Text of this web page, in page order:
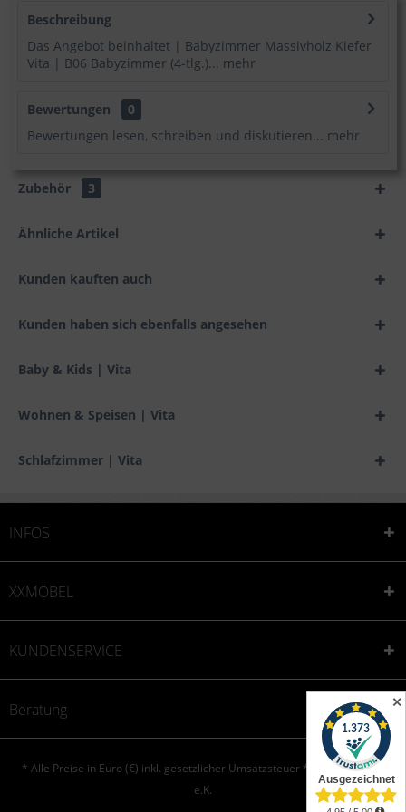
Beschreibung
Das Angebot beinhaltet | Babyzimmer Massivholz Kiefer
Vita | B06 Babyzimmer (4-tlg.)... mehr
Bewertungen
0
Bewertungen lesen, schreiben und diskutieren... mehr
Zubehör 3
Ähnliche Artikel
Kunden kauften auch
Kunden haben sich ebenfalls angesehen
Baby & Kids | Vita
Wohnen & Speisen | Vita
Schlafzimmer | Vita
✕
INFOS
XXMÖBEL
KUNDENSERVICE
Beratung
* Alle Preise in Euro (€) inkl. gesetzlicher Umsatzsteuer * © XXONE aktiv
e.K.